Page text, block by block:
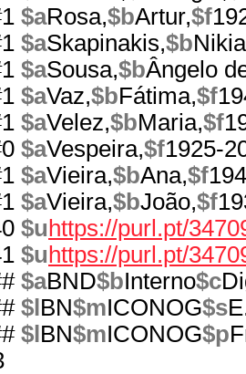
$aRosa,$bArtur,$f
$aSkapinakis,$b
$aSousa,$bÂngelo
$aVaz,$bFátima,$f
$aVelez,$bMaria,$f
$aVespeira,$f1925-
$aVieira,$bAna,$f
$aVieira,$bJoão,$f
$u https://purl.pt/
$u https://purl.pt/
$aBND$bInterno$c
$l BN$mICONOG$s
$l BN$mICONOG$p